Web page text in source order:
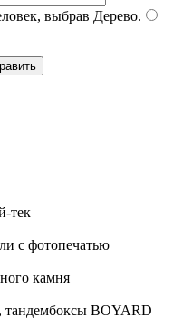
выбрав Дерево.
тек
с фотопечатью
камня
BOYARD